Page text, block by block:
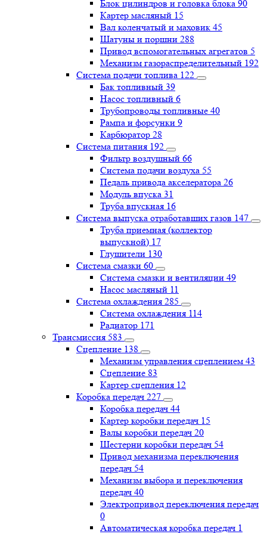
Блок цилиндров и головка блока 90
Картер масляный 15
Вал коленчатый и маховик 45
Шатуны и поршни 288
Привод вспомогательных агрегатов 5
Механизм газораспределительный 192
Система подачи топлива 122
Бак топливный 39
Насос топливный 6
Трубопроводы топливные 40
Рампа и форсунки 9
Карбюратор 28
Система питания 192
Фильтр воздушный 66
Система подачи воздуха 55
Педаль привода акселератора 26
Модуль впуска 31
Труба впускная 16
Система выпуска отработавших газов 147
Труба приемная (коллектор
выпускной) 17
Глушители 130
Система смазки 60
Система смазки и вентиляции 49
Насос масляный 11
Система охлаждения 285
Система охлаждения 114
Радиатор 171
Трансмиссия 583
Сцепление 138
Механизм управления сцеплением 43
Сцепление 83
Картер сцепления 12
Коробка передач 227
Коробка передач 44
Картер коробки передач 15
Валы коробки передач 20
Шестерни коробки передач 54
Привод механизма переключения
передач 54
Механизм выбора и переключения
передач 40
Электропривод переключения передач
0
Автоматическая коробка передач 1